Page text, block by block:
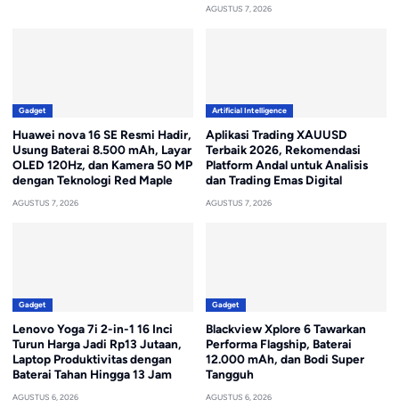
AGUSTUS 7, 2026
Gadget
Huawei nova 16 SE Resmi Hadir,
Usung Baterai 8.500 mAh, Layar
OLED 120Hz, dan Kamera 50 MP
dengan Teknologi Red Maple
AGUSTUS 7, 2026
Artificial Intelligence
Aplikasi Trading XAUUSD
Terbaik 2026, Rekomendasi
Platform Andal untuk Analisis
dan Trading Emas Digital
AGUSTUS 7, 2026
Gadget
Lenovo Yoga 7i 2-in-1 16 Inci
Turun Harga Jadi Rp13 Jutaan,
Laptop Produktivitas dengan
Baterai Tahan Hingga 13 Jam
AGUSTUS 6, 2026
Gadget
Blackview Xplore 6 Tawarkan
Performa Flagship, Baterai
12.000 mAh, dan Bodi Super
Tangguh
AGUSTUS 6, 2026